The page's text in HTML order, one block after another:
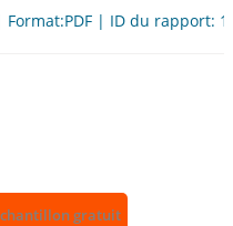
| ID du rapport:
gratuit